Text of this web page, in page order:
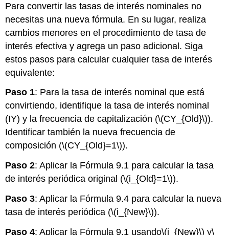
Para convertir las tasas de interés nominales no
necesitas una nueva fórmula. En su lugar, realiza
cambios menores en el procedimiento de tasa de
interés efectiva y agrega un paso adicional. Siga
estos pasos para calcular cualquier tasa de interés
equivalente:
Paso 1: Para la tasa de interés nominal que está
convirtiendo, identifique la tasa de interés nominal
(IY) y la frecuencia de capitalización (\(CY_{Old}\)).
Identificar también la nueva frecuencia de
composición (\(CY_{Old}=1\)).
Paso 2: Aplicar la Fórmula 9.1 para calcular la tasa
de interés periódica original (\(i_{Old}=1\)).
Paso 3: Aplicar la Fórmula 9.4 para calcular la nueva
tasa de interés periódica (\(i_{New}\)).
Paso 4: Aplicar la Fórmula 9.1 usando\(i_{New}\) y\